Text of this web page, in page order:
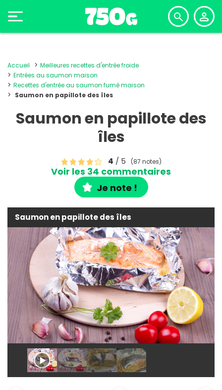
Accueil
Meilleures recettes d'entrée froide
Entrées au saumon maison
Recettes d'entrée au saumon fumé maison
Saumon en papillote des îles
Saumon en papillote des
îles
4 / 5 (87 notes)
Voir les 34 commentaires
Je note !
Saumon en papillote des îles